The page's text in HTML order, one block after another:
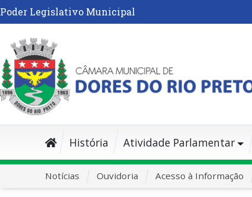
Poder Legislativo Municipal
História Atividade Parlamentar
Notícias Ouvidoria Acesso à Informação